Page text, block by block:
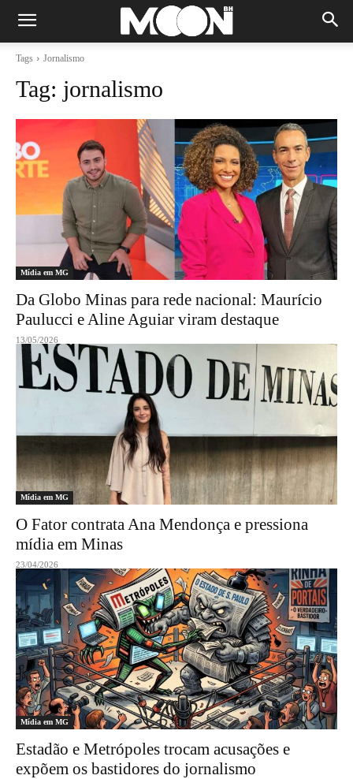
Tags Jornalismo
Tag: jornalismo
Mídia em MG
Da Globo Minas para rede nacional: Maurício
Paulucci e Aline Aguiar viram destaque
13/05/2026
Mídia em MG
O Fator contrata Ana Mendonça e pressiona
mídia em Minas
23/04/2026
Mídia em MG
Estadão e Metrópoles trocam acusações e
expõem os bastidores do jornalismo